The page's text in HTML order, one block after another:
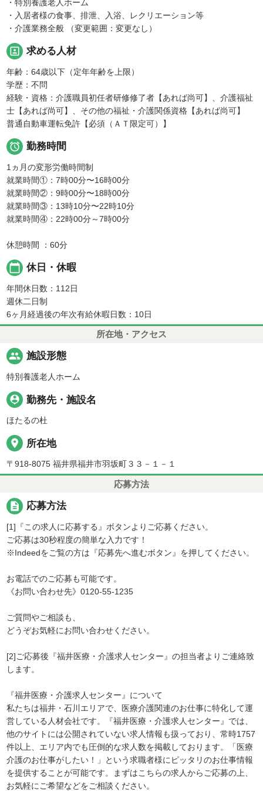
・特別養護老人ホーム
・入居者様の食事、排泄、入浴、レクリエーション等
・介護業務全般 （変更範囲：変更なし）
portrait 求める人材
年齢：64歳以下（定年年齢を上限）
学歴：不問
経験・資格：介護職員初任者研修修了者【あれば尚可】、介護福祉
士【あれば尚可】、その他の福祉・介護関係資格【あれば尚可】
普通自動車運転免許【必須（ＡＴ限定可）】
 勤務時間
1ヵ月の変形労働時間制
就業時間①：7時00分〜16時00分
就業時間②：9時00分〜18時00分
就業時間③：13時10分〜22時10分
就業時間④：22時00分～7時00分
休憩時間 ：60分
calendar_today 休日・休暇
年間休日数：112日
週休二日制
6ヶ月経過後の年次有給休暇日数：10日
所在地・アクセス
people 施設形態
特別養護老人ホーム
person_pin 勤務先・施設名
ほたるの杜
place 所在地
〒918-8075 福井県福井市羽坂町３３－１－１
応募方法
description 応募方法
[1]『この求人に応募する』ボタンよりご応募ください。
ご応募は30秒程度の簡単な入力です！
※Indeedをご覧の方は『応募先へ進むボタン』を押してください。
お電話でのご応募も可能です。
《お問い合わせ先》0120-55-1235
ご質問やご相談も、
どうぞお気軽にお問い合わせください。
[2]ご応募後『福井医療・介護求人センター』の担当者よりご連絡致
します。
『福井医療・介護求人センター』について
私たちは福井・石川エリアで、医療介護関連のお仕事に特化して運
営している人材会社です。『福井医療・介護求人センター』では、
他のサイトには公開されていない求人情報も扱っており、常時1757
件以上、エリア内でも圧倒的な求人数を掲載しております。「医療
介護のお仕事がしたい！」という求職者様にピッタリのお仕事情報
を提供することが可能です。まずはこちらの求人からご応募の上、
お気軽にご希望などをご相談ください。